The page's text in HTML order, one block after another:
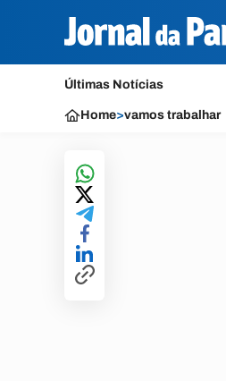
Últimas Notícias
Home>vamos trabalhar